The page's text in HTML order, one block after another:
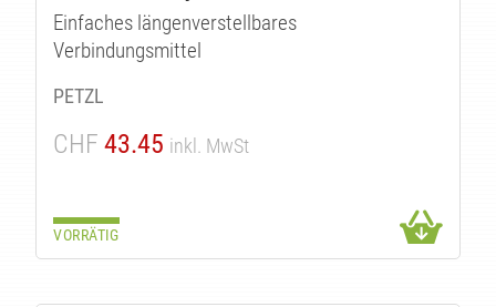
Einfaches längenverstellbares
Verbindungsmittel
PETZL
CHF 43.45 inkl. MwSt
VORRÄTIG